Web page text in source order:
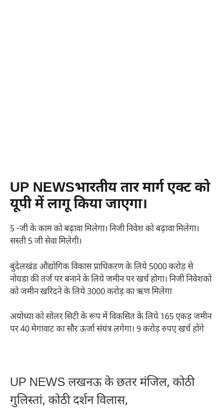
UP NEWSभारतीय तार मार्ग एक्ट को
यूपी में लागू किया जाएगा।
5 -जी के काम को बढ़ावा मिलेगा। निजी निवेश को बढ़ावा मिलेगा।
सस्ती 5 जी सेवा मिलेगी।
बुंदेलखंड औद्योगिक विकास प्राधिकरण के लिये 5000 करोड़ से
नोयडा की तर्ज पर बनाने के लिये जमीन पर खर्च होगा। निजी निवेशको
को जमीन खरिदने के लिये 3000 करोड़ का ऋण मिलेगा
अयोध्या को सोलर सिटी के रूप में विकसित के लिये 165 एकड़ जमीन
पर 40 मेगावाट का सौर ऊर्जा संयंत्र लगेगा। 9 करोड़ रुपए खर्च होंगे
UP NEWS लखनऊ के छतर मंजिल, कोठी
गुलिस्तां, कोठी दर्शन विलास,